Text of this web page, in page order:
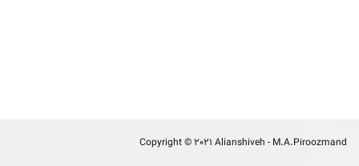
Copyright © 2021 Alianshiveh - M.A.Piroozmand